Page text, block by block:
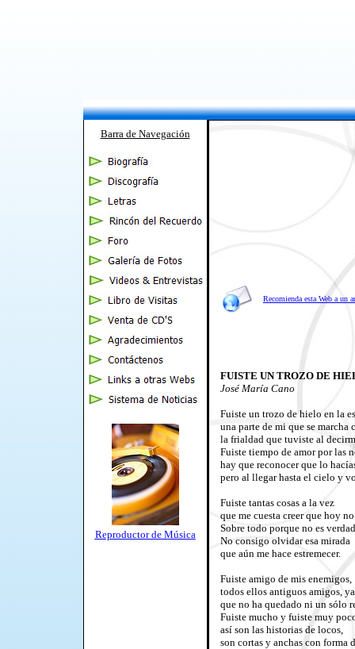
Barra de Navegación
Reproductor de Música
Recomienda esta Web a un
FUISTE UN TROZO DE
José María Cano
Fuiste un trozo de hielo en la
una parte de mi que se marcha
la frialdad que tuviste al
Fuiste tiempo de amor por las
hay que reconocer que lo
pero al llegar hasta el cielo y
Fuiste tantas cosas a la vez
que me cuesta creer que hoy no
Sobre todo porque no es
No consigo olvidar esa mirada
que aún me hace estremecer.
Fuiste amigo de mis enemigos,
todos ellos antiguos amigos,
que no ha quedado ni un sólo
Fuiste mucho y fuiste muy
así son las historias de locos,
son cortas y anchas con forma